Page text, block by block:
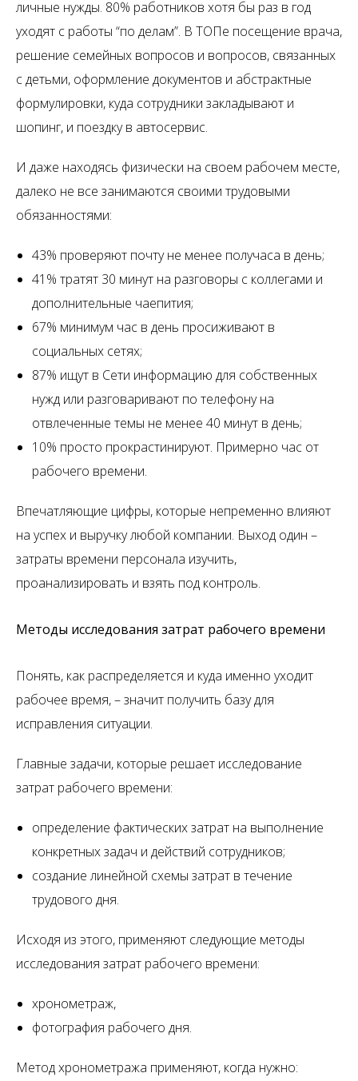
личные нужды. 80% работников хотя бы раз в год
уходят с работы “по делам”. В ТОПе посещение врача,
решение семейных вопросов и вопросов, связанных
с детьми, оформление документов и абстрактные
формулировки, куда сотрудники закладывают и
шопинг, и поездку в автосервис.
И даже находясь физически на своем рабочем месте,
далеко не все занимаются своими трудовыми
обязанностями:
43% проверяют почту не менее получаса в день;
41% тратят 30 минут на разговоры с коллегами и
дополнительные чаепития;
67% минимум час в день просиживают в
социальных сетях;
87% ищут в Сети информацию для собственных
нужд или разговаривают по телефону на
отвлеченные темы не менее 40 минут в день;
10% просто прокрастинируют. Примерно час от
рабочего времени.
Впечатляющие цифры, которые непременно влияют
на успех и выручку любой компании. Выход один –
затраты времени персонала изучить,
проанализировать и взять под контроль.
Методы исследования затрат рабочего времени
Понять, как распределяется и куда именно уходит
рабочее время, – значит получить базу для
исправления ситуации.
Главные задачи, которые решает исследование
затрат рабочего времени:
определение фактических затрат на выполнение
конкретных задач и действий сотрудников;
создание линейной схемы затрат в течение
трудового дня.
Исходя из этого, применяют следующие методы
исследования затрат рабочего времени:
хронометраж,
фотография рабочего дня.
Метод хронометража применяют, когда нужно: